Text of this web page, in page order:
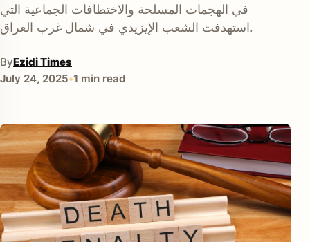
في الهجمات المسلحة والاختطافات الجماعية التي
استهدفت الشعب الإيزيدي في شمال غرب العراق.
ByEzidi Times
July 24, 2025•1 min read